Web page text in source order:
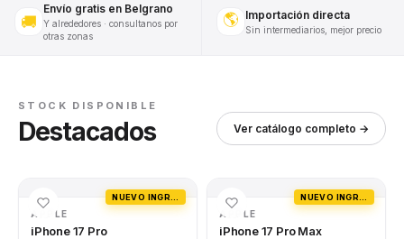
🚚
Envío gratis en Belgrano
Y alrededores · consultanos por
otras zonas
🌎 Importación directa
Sin intermediarios, mejor precio
STOCK DISPONIBLE
Destacados Ver catálogo completo →
APPLE
iPhone 17 Pro
APPLE
iPhone 17 Pro Max